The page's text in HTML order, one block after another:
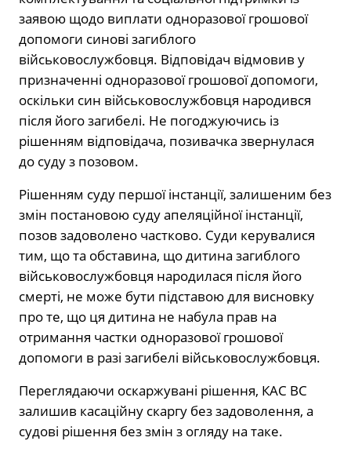
заявою щодо виплати одноразової грошової
допомоги синові загиблого
військовослужбовця. Відповідач відмовив у
призначенні одноразової грошової допомоги,
оскільки син військовослужбовця народився
після його загибелі. Не погоджуючись із
рішенням відповідача, позивачка звернулася
до суду з позовом.
Рішенням суду першої інстанції, залишеним без
змін постановою суду апеляційної інстанції,
позов задоволено частково. Суди керувалися
тим, що та обставина, що дитина загиблого
військовослужбовця народилася після його
смерті, не може бути підставою для висновку
про те, що ця дитина не набула прав на
отримання частки одноразової грошової
допомоги в разі загибелі військовослужбовця.
Переглядаючи оскаржувані рішення, КАС ВС
залишив касаційну скаргу без задоволення, а
судові рішення без змін з огляду на таке.